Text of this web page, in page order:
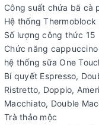
Công suất chứa bã cà
Hệ thống
Số lượng công thức 15
Chức năng
hệ thống sữa One
Bí quyết Espresso,
Ristretto, Doppio,
Macchiato, Double
Trà thảo mộc